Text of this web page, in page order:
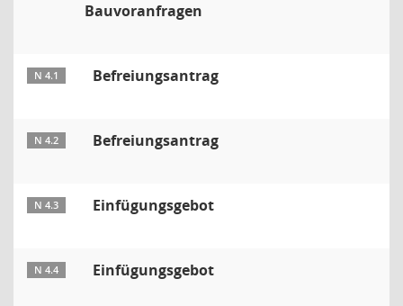
Bauvoranfragen
N 4.1 Befreiungsantrag
N 4.2 Befreiungsantrag
N 4.3 Einfügungsgebot
N 4.4 Einfügungsgebot